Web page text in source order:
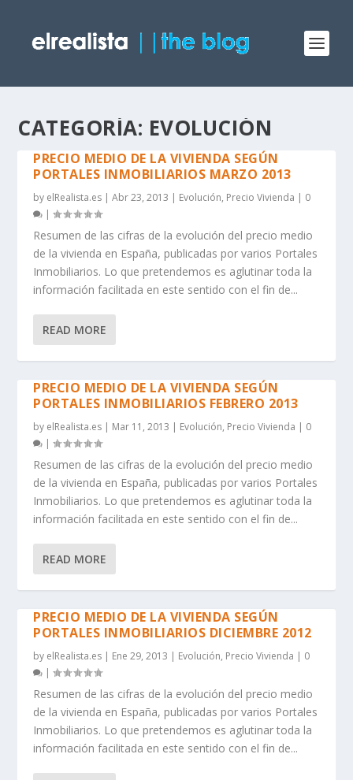
CATEGORÍA: EVOLUCIÓN
PRECIO MEDIO DE LA VIVIENDA SEGÚN
PORTALES INMOBILIARIOS MARZO 2013
by elRealista.es |Abr 23, 2013 | Evolución, Precio Vivienda | 0
|
Resumen de las cifras de la evolución del precio medio
de la vivienda en España, publicadas por varios Portales
Inmobiliarios. Lo que pretendemos es aglutinar toda la
información facilitada en este sentido con el fin de...
READ MORE
PRECIO MEDIO DE LA VIVIENDA SEGÚN
PORTALES INMOBILIARIOS FEBRERO 2013
by elRealista.es | Mar 11, 2013 | Evolución, Precio Vivienda | 0
|
Resumen de las cifras de la evolución del precio medio
de la vivienda en España, publicadas por varios Portales
Inmobiliarios. Lo que pretendemos es aglutinar toda la
información facilitada en este sentido con el fin de...
READ MORE
PRECIO MEDIO DE LA VIVIENDA SEGÚN
PORTALES INMOBILIARIOS DICIEMBRE 2012
by elRealista.es | Ene 29, 2013 | Evolución, Precio Vivienda | 0
|
Resumen de las cifras de la evolución del precio medio
de la vivienda en España, publicadas por varios Portales
Inmobiliarios. Lo que pretendemos es aglutinar toda la
información facilitada en este sentido con el fin de...